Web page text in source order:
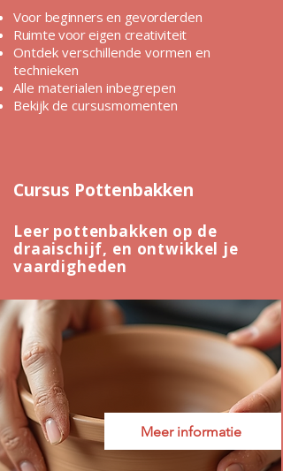
Voor beginners en gevorderden
Ruimte voor eigen creativiteit
Ontdek verschillende vormen en
technieken
Alle materialen inbegrepen
Bekijk de cursusmomenten
Cursus Pottenbakken
Leer pottenbakken op de
draaischijf, en ontwikkel je
vaardigheden
Meer informatie